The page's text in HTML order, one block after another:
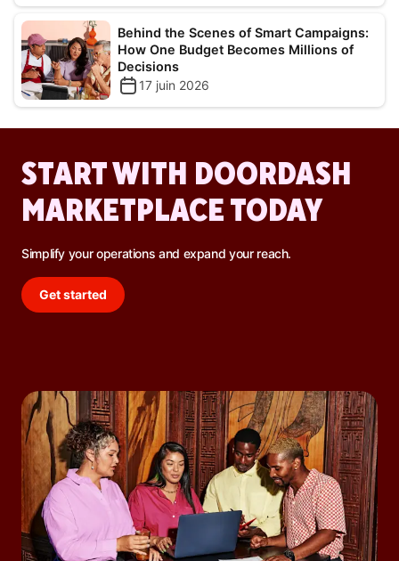
Behind the Scenes of Smart Campaigns:
How One Budget Becomes Millions of
Decisions
17 juin 2026
START WITH DOORDASH
MARKETPLACE TODAY
Simplify your operations and expand your reach.
Get started